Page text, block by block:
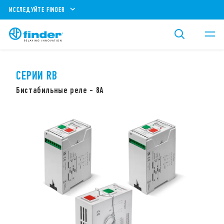
ИССЛЕДУЙТЕ FINDER
CЕРИИ RB
Бистабильные реле - 8А